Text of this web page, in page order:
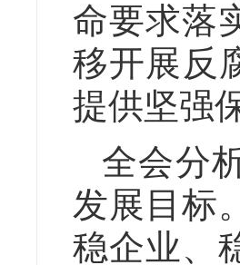
命要求落
移开展反
提供坚强
全会分
发展目标
稳企业、